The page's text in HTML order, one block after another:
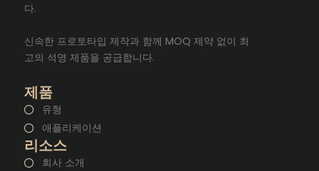
다.
신속한 프로토타입 제작과 함께 MOQ 제약 없이 최
고의 석영 제품을 공급합니다.
제품
유형
애플리케이션
리소스
회사 소개